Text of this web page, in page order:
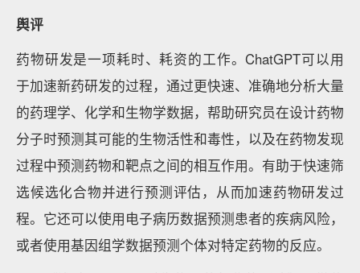
舆评
药物研发是一项耗时、耗资的工作。ChatGPT可以用
于加速新药研发的过程，通过更快速、准确地分析大量
的药理学、化学和生物学数据，帮助研究员在设计药物
分子时预测其可能的生物活性和毒性，以及在药物发现
过程中预测药物和靶点之间的相互作用。有助于快速筛
选候选化合物并进行预测评估，从而加速药物研发过
程。它还可以使用电子病历数据预测患者的疾病风险，
或者使用基因组学数据预测个体对特定药物的反应。